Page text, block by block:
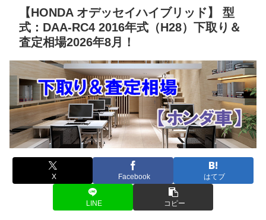
【HONDA オデッセイハイブリッド】 型
式：DAA-RC4 2016年式（H28）下取り＆
査定相場2026年8月！
X Facebook はてブ
LINE コピー